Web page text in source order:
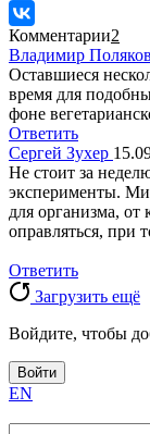
Комментарии2
Владимир Поляков
Оставшиеся
время для
фоне
Ответить
Сергей Зухер
Не стоит за
эксперименты.
для организма, от
оправляться, при
Ответить
Загрузить ещё
Войдите, чтобы
Войти
EN